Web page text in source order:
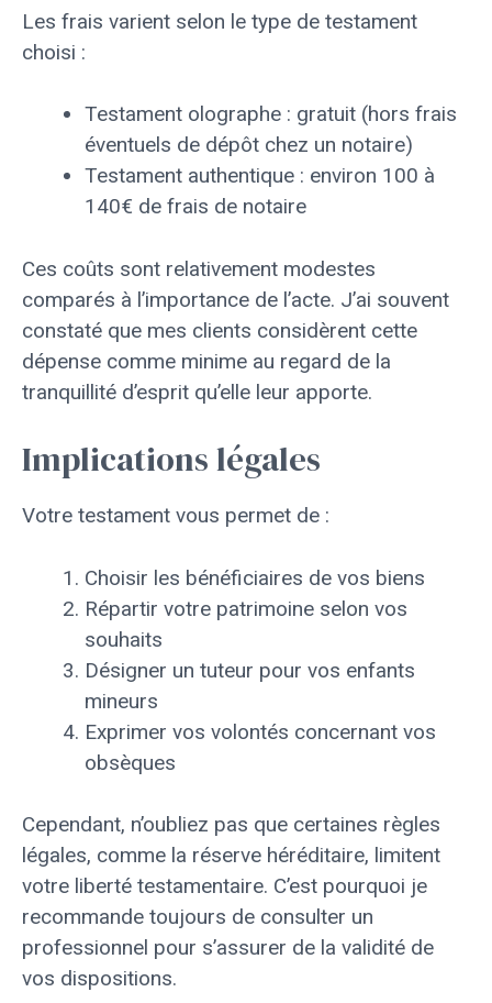
Les frais varient selon le type de testament
choisi :
Testament olographe : gratuit (hors frais
éventuels de dépôt chez un notaire)
Testament authentique : environ 100 à
140€ de frais de notaire
Ces coûts sont relativement modestes
comparés à l’importance de l’acte. J’ai souvent
constaté que mes clients considèrent cette
dépense comme minime au regard de la
tranquillité d’esprit qu’elle leur apporte.
Implications légales
Votre testament vous permet de :
Choisir les bénéficiaires de vos biens
Répartir votre patrimoine selon vos
souhaits
Désigner un tuteur pour vos enfants
mineurs
Exprimer vos volontés concernant vos
obsèques
Cependant, n’oubliez pas que certaines règles
légales, comme la réserve héréditaire, limitent
votre liberté testamentaire. C’est pourquoi je
recommande toujours de consulter un
professionnel pour s’assurer de la validité de
vos dispositions.